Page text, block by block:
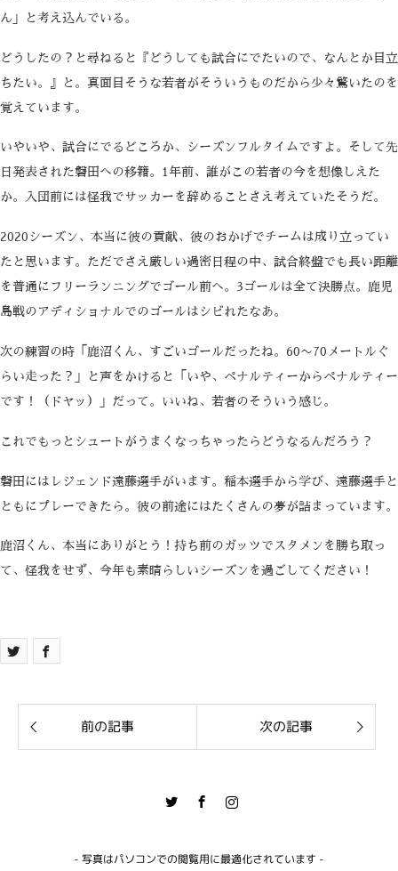
ん」と考え込んでいる。
どうしたの？と尋ねると『どうしても試合にでたいので、なんとか目立
ちたい。』と。真面目そうな若者がそういうものだから少々驚いたのを
覚えています。
いやいや、試合にでるどころか、シーズンフルタイムですよ。そして先
日発表された磐田への移籍。1年前、誰がこの若者の今を想像しえた
か。入団前には怪我でサッカーを辞めることさえ考えていたそうだ。
2020シーズン、本当に彼の貢献、彼のおかげでチームは成り立ってい
たと思います。ただでさえ厳しい過密日程の中、試合終盤でも長い距離
を普通にフリーランニングでゴール前へ。3ゴールは全て決勝点。鹿児
島戦のアディショナルでのゴールはシビれたなあ。
次の練習の時「鹿沼くん、すごいゴールだったね。60〜70メートルぐ
らい走った？」と声をかけると「いや、ペナルティーからペナルティー
です！（ドヤッ）」だって。いいね、若者のそういう感じ。
これでもっとシュートがうまくなっちゃったらどうなるんだろう？
磐田にはレジェンド遠藤選手がいます。稲本選手から学び、遠藤選手と
ともにプレーできたら。彼の前途にはたくさんの夢が詰まっています。
鹿沼くん、本当にありがとう！持ち前のガッツでスタメンを勝ち取っ
て、怪我をせず、今年も素晴らしいシーズンを過ごしてください！
前の記事 次の記事
- 写真はパソコンでの閲覧用に最適化されています -